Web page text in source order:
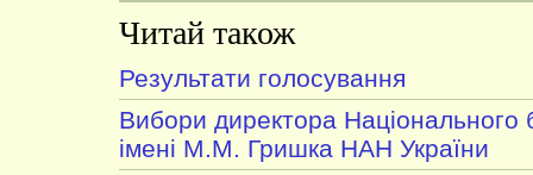
Читай також
Результати голосування
Вибори директора Національного
імені М.М. Гришка НАН України